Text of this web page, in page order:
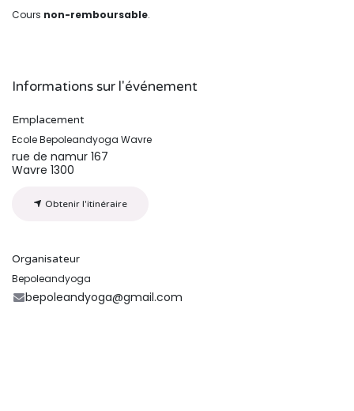
Cours non-remboursable.
Informations sur l'événement
Emplacement
Ecole Bepoleandyoga Wavre
rue de namur 167
Wavre 1300
Obtenir l'itinéraire
Organisateur
Bepoleandyoga
bepoleandyoga@gmail.com